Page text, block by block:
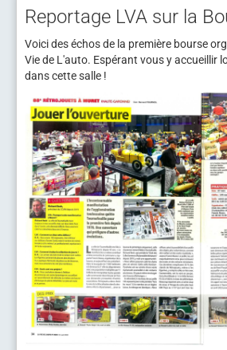
Reportage LVA sur la
Voici des échos de la première bourse
Vie de L'auto. Espérant vous y accueillir
dans cette salle !